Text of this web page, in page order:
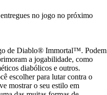
no jogo no próximo
de Diablo® Immortal™. Podem
a jogabilidade, como
diabólicos e outros.
escolher para lutar contra o
mostrar o seu estilo em